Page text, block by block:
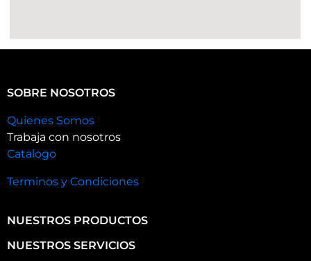
SOBRE NOSOTROS
Quienes Somos
Trabaja con nosotros
Catalogo
Terminos y Condiciones
NUESTROS PRODUCTOS
NUESTROS SERVICIOS